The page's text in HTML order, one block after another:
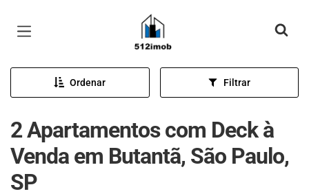
Página inicial
Ordenar Filtrar
2 Apartamentos com Deck à
Venda em Butantã, São Paulo,
SP